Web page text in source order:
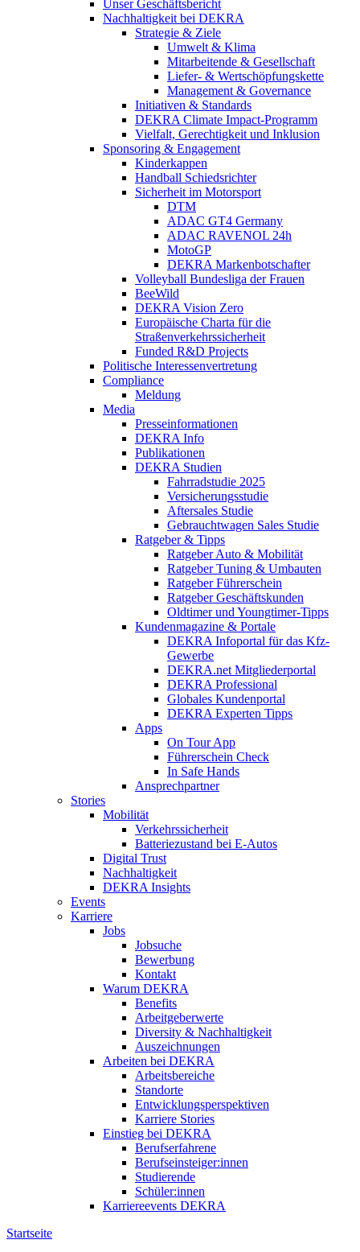
Unser Geschäftsbericht
Nachhaltigkeit bei DEKRA
Strategie & Ziele
Umwelt & Klima
Mitarbeitende & Gesellschaft
Liefer- & Wertschöpfungskette
Management & Governance
Initiativen & Standards
DEKRA Climate Impact-Programm
Vielfalt, Gerechtigkeit und Inklusion​
Sponsoring & Engagement
Kinderkappen
Handball Schiedsrichter
Sicherheit im Motorsport
DTM
ADAC GT4 Germany
ADAC RAVENOL 24h
MotoGP
DEKRA Markenbotschafter
Volleyball Bundesliga der Frauen
BeeWild
DEKRA Vision Zero
Europäische Charta für die
Straßenverkehrssicherheit
Funded R&D Projects
Politische Interessenvertretung
Compliance
Meldung
Media
Presseinformationen
DEKRA Info
Publikationen
DEKRA Studien
Fahrradstudie 2025
Versicherungsstudie
Aftersales Studie
Gebrauchtwagen Sales Studie
Ratgeber & Tipps
Ratgeber Auto & Mobilität
Ratgeber Tuning & Umbauten
Ratgeber Führerschein
Ratgeber Geschäftskunden
Oldtimer und Youngtimer-Tipps
Kundenmagazine & Portale
DEKRA Infoportal für das Kfz-
Gewerbe
DEKRA.net Mitgliederportal
DEKRA Professional
Globales Kundenportal
DEKRA Experten Tipps
Apps
On Tour App
Führerschein Check
In Safe Hands
Ansprechpartner
Stories
Mobilität
Verkehrssicherheit
Batteriezustand bei E-Autos
Digital Trust
Nachhaltigkeit
DEKRA Insights
Events
Karriere
Jobs
Jobsuche
Bewerbung
Kontakt
Warum DEKRA
Benefits
Arbeitgeberwerte
Diversity & Nachhaltigkeit
Auszeichnungen
Arbeiten bei DEKRA
Arbeitsbereiche
Standorte
Entwicklungsperspektiven
Karriere Stories
Einstieg bei DEKRA
Berufserfahrene
Berufseinsteiger:innen
Studierende
Schüler:innen
Karriereevents DEKRA
Startseite